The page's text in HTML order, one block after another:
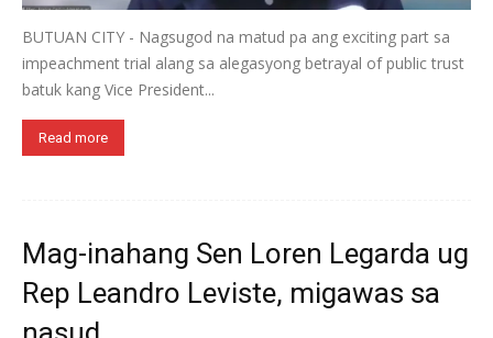
BUTUAN CITY - Nagsugod na matud pa ang exciting part sa
impeachment trial alang sa alegasyong betrayal of public trust
batuk kang Vice President...
Read more
Mag-inahang Sen Loren Legarda ug
Rep Leandro Leviste, migawas sa